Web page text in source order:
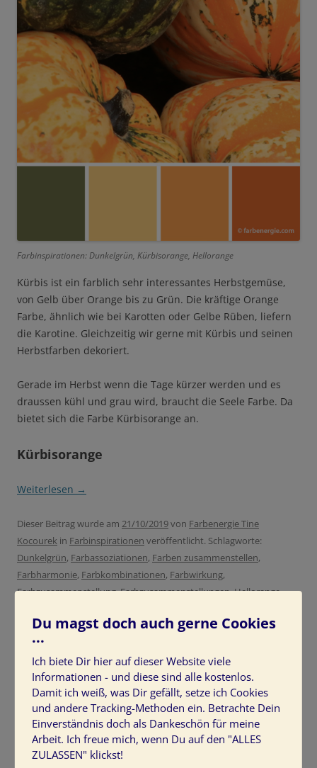
Farbinspirationen: Dunkelgrün, Kürbisorange, Hellorange
Kürbis ist ein farblich sehr interessantes Herbstgemüse,
von Gelb über Orange bis zu Grün. Die kräftige Orange
Farbe, ähnlich wie bei Karotten oder Gelbe Rüben, liefern
die Karotine. Gleichzeitig wir gerne mit Kürbis und seinen
Herbstfarben dekoriert.
Gerade im Herbst wenn die Tage kürzer werden und es
draussen kühl und grau wird, braucht die Seele Farbe. Da
bietet sich die Farbe Kürbisorange an.
Kürbisorange
Weiterlesen →
Dieser Beitrag wurde am 21/10/2019von Farbenergie Tine
Kocourek in Farbinspirationen veröffentlicht. Schlagworte:
Dunkelgrün, Farbassoziationen, Farben zusammenstellen,
Farbharmonie, Farbkombinationen, Farbwirkung,
Farbzusammenstellung,Farbzusammenstellungen,Hellorange,
HIER SCHREIBT TINE KOCOUREK
Du magst doch auch gerne Cookies
...
Ich biete Dir hier auf dieser Website viele
Informationen - und diese sind alle kostenlos.
Damit ich weiß, was Dir gefällt, setze ich Cookies
und andere Tracking-Methoden ein. Betrachte Dein
Einverständnis doch als Dankeschön für meine
Arbeit. Ich freue mich, wenn Du auf den "ALLES
ZULASSEN" klickst!